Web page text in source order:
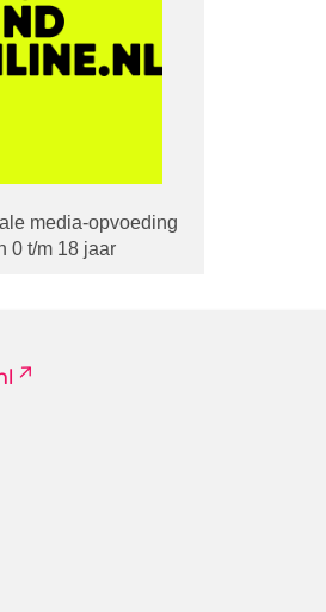
media-opvoeding
0 t/m 18 jaar